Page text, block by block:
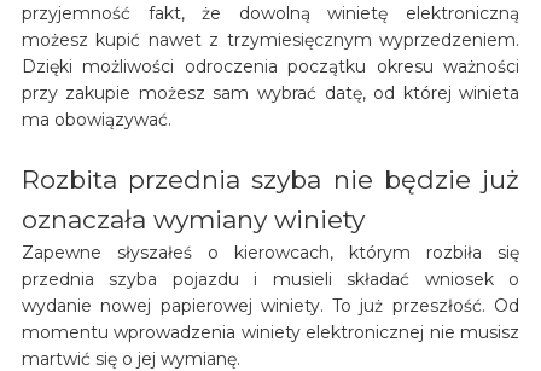
przyjemność fakt, że dowolną winietę elektroniczną
możesz kupić nawet z trzymiesięcznym wyprzedzeniem.
Dzięki możliwości odroczenia początku okresu ważności
przy zakupie możesz sam wybrać datę, od której winieta
ma obowiązywać.
Rozbita przednia szyba nie będzie już
oznaczała wymiany winiety
Zapewne słyszałeś o kierowcach, którym rozbiła się
przednia szyba pojazdu i musieli składać wniosek o
wydanie nowej papierowej winiety. To już przeszłość. Od
momentu wprowadzenia winiety elektronicznej nie musisz
martwić się o jej wymianę.